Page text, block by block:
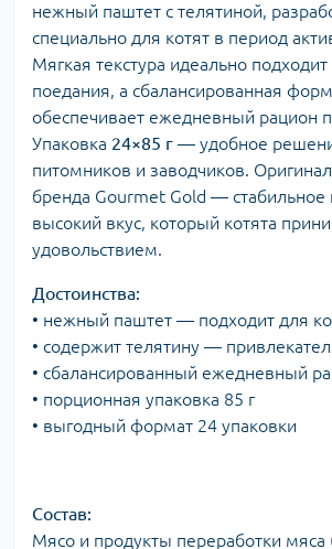
нежный паштет с телятиной,
специально для котят в период
Мягкая текстура идеально подходит
поедания, а сбалансированная
обеспечивает ежедневный рацион
Упаковка 24×85 г — удобное
питомников и заводчиков.
бренда Gourmet Gold — стабильное
высокий вкус, который котята
удовольствием.
Достоинства:
• нежный паштет — подходит для
• содержит телятину —
• сбалансированный ежедневный
• порционная упаковка 85 г
• выгодный формат 24 упаковки
Состав:
Мясо и продукты переработки мяса